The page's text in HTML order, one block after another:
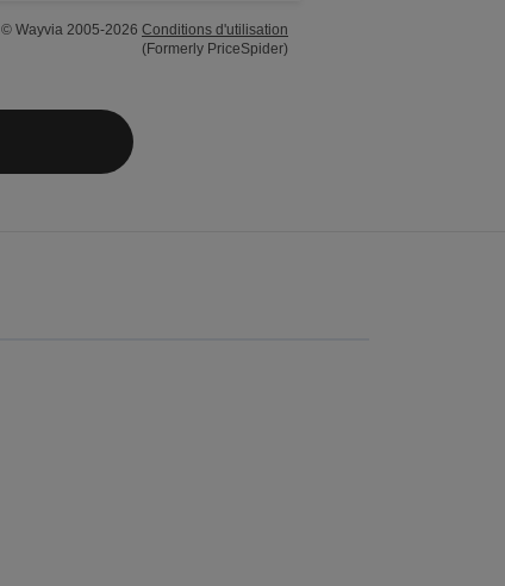
© Wayvia 2005-2026 Conditions d'utilisation
(Formerly PriceSpider)